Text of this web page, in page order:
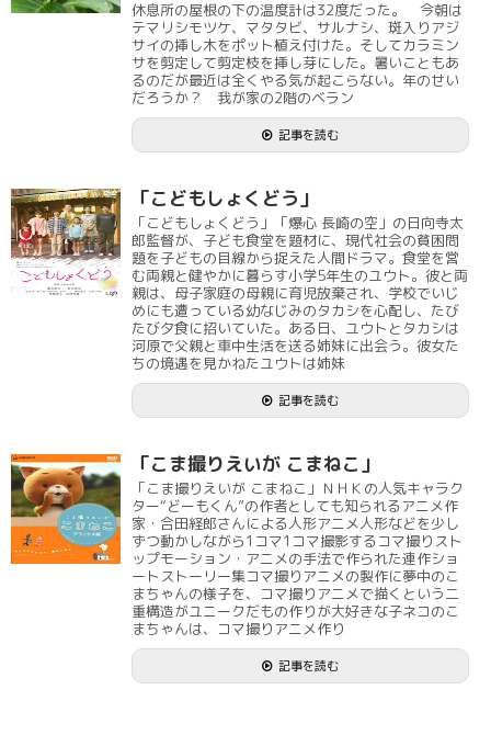
休息所の屋根の下の温度計は32度だった。 今朝は
テマリシモツケ、マタタビ、サルナシ、斑入りアジ
サイの挿し木をポット植え付けた。そしてカラミン
サを剪定して剪定枝を挿し芽にした。暑いこともあ
るのだが最近は全くやる気が起こらない。年のせい
だろうか？ 我が家の2階のベラン
記事を読む
「こどもしょくどう」
「こどもしょくどう」「爆心 長崎の空」の日向寺太
郎監督が、子ども食堂を題材に、現代社会の貧困問
題を子どもの目線から捉えた人間ドラマ。食堂を営
む両親と健やかに暮らす小学5年生のユウト。彼と両
親は、母子家庭の母親に育児放棄され、学校でいじ
めにも遭っている幼なじみのタカシを心配し、たび
たび夕食に招いていた。ある日、ユウトとタカシは
河原で父親と車中生活を送る姉妹に出会う。彼女た
ちの境遇を見かねたユウトは姉妹
記事を読む
「こま撮りえいが こまねこ」
「こま撮りえいが こまねこ」ＮＨＫの人気キャラク
ター“どーもくん”の作者としても知られるアニメ作
家・合田経郎さんによる人形アニメ人形などを少し
ずつ動かしながら1コマ1コマ撮影するコマ撮りスト
ップモーション・アニメの手法で作られた連作ショ
ートストーリー集コマ撮りアニメの製作に夢中のこ
まちゃんの様子を、コマ撮りアニメで描くという二
重構造がユニークだもの作りが大好きな子ネコのこ
まちゃんは、コマ撮りアニメ作り
記事を読む